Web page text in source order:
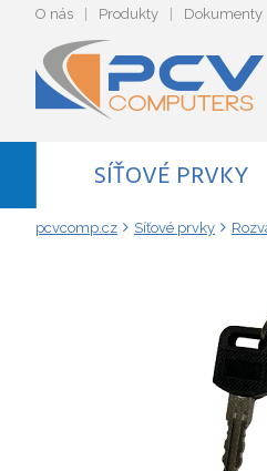
O nás Produkty Dokumenty
SÍŤOVÉ PRVKY
pcvcomp.cz Síťové prvky